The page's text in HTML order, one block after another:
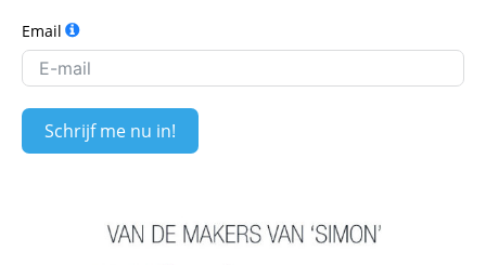
Email
Schrijf me nu in!